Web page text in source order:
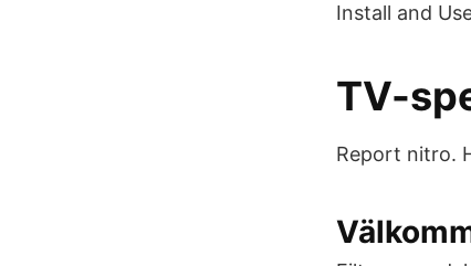
Install and
TV-
Report nitro.